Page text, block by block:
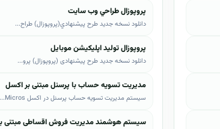
پروپوزال طراحي وب سايت
دانلود نسخه جدید طرح پيشنهادي(پروپوزال) طراح...
پروپوزال تولید اپلیکیشن موبایل
دانلود نسخه جدید طرح پیشنهادی (پروپوزال) پرو...
مدیریت تسویه حساب با پرسنل مبتنی بر اکسل
سیستم مدیریت تسویه حساب پرسنل در اکسل Micros...
سیستم هوشمند مدیریت فروش اقساطی مبتنی